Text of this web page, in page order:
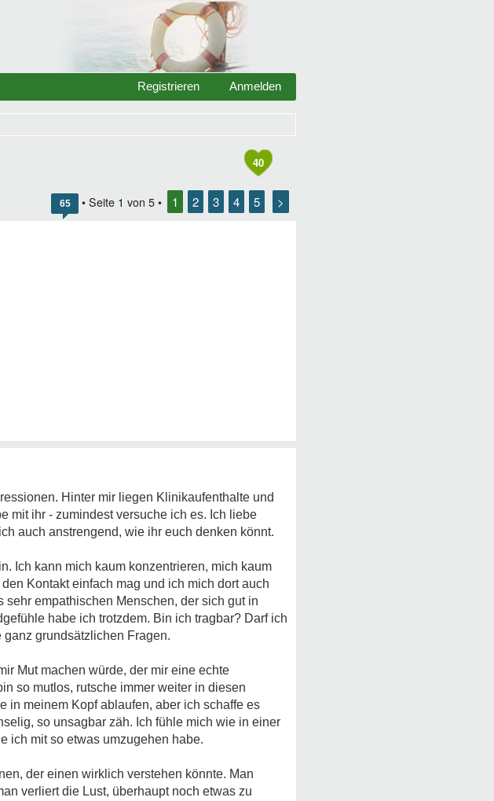
Anmelden
Registrieren
40
65 • Seite 1 von 5 • 1 2 3 4 5 >
Hinter mir liegen Klinikaufenthalte und
mit ihr - zumindest versuche ich es. Ich liebe
auch anstrengend, wie ihr euch denken könnt.
Ich kann mich kaum konzentrieren, mich kaum
Kontakt einfach mag und ich mich dort auch
empathischen Menschen, der sich gut in
habe ich trotzdem. Bin ich tragbar? Darf ich
grundsätzlichen Fragen.
Mut machen würde, der mir eine echte
so mutlos, rutsche immer weiter in diesen
in meinem Kopf ablaufen, aber ich schaffe es
so unsagbar zäh. Ich fühle mich wie in einer
ich mit so etwas umzugehen habe.
der einen wirklich verstehen könnte. Man
verliert die Lust, überhaupt noch etwas zu